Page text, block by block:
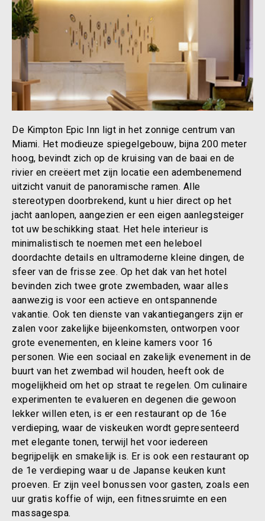
De Kimpton Epic Inn ligt in het zonnige centrum van
Miami. Het modieuze spiegelgebouw, bijna 200 meter
hoog, bevindt zich op de kruising van de baai en de
rivier en creëert met zijn locatie een adembenemend
uitzicht vanuit de panoramische ramen. Alle
stereotypen doorbrekend, kunt u hier direct op het
jacht aanlopen, aangezien er een eigen aanlegsteiger
tot uw beschikking staat. Het hele interieur is
minimalistisch te noemen met een heleboel
doordachte details en ultramoderne kleine dingen, de
sfeer van de frisse zee. Op het dak van het hotel
bevinden zich twee grote zwembaden, waar alles
aanwezig is voor een actieve en ontspannende
vakantie. Ook ten dienste van vakantiegangers zijn er
zalen voor zakelijke bijeenkomsten, ontworpen voor
grote evenementen, en kleine kamers voor 16
personen. Wie een sociaal en zakelijk evenement in de
buurt van het zwembad wil houden, heeft ook de
mogelijkheid om het op straat te regelen. Om culinaire
experimenten te evalueren en degenen die gewoon
lekker willen eten, is er een restaurant op de 16e
verdieping, waar de viskeuken wordt gepresenteerd
met elegante tonen, terwijl het voor iedereen
begrijpelijk en smakelijk is. Er is ook een restaurant op
de 1e verdieping waar u de Japanse keuken kunt
proeven. Er zijn veel bonussen voor gasten, zoals een
uur gratis koffie of wijn, een fitnessruimte en een
massagespa.